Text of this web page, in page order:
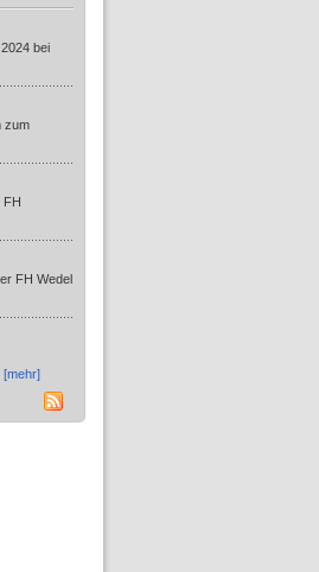
bei
zum
FH
FH Wedel
[mehr]